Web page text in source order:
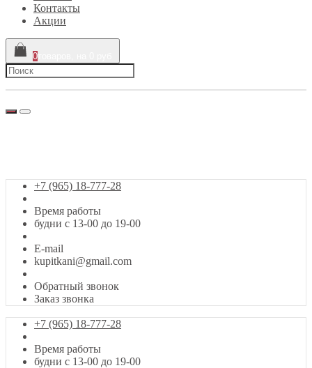
Контакты
Акции
0
+7 (965) 18-777-28
Время работы
будни с 13-00 до 19-00
E-mail
kupitkani@gmail.com
Обратный звонок
Заказ звонка
+7 (965) 18-777-28
Время работы
будни с 13-00 до 19-00